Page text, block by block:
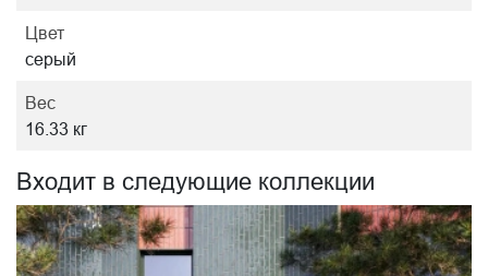
Цвет
серый
Вес
16.33 кг
Входит в следующие коллекции